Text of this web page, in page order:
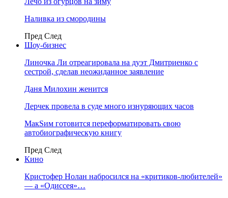
Наливка из смородины
Пред След
Шоу-бизнес
Линочка Ли отреагировала на дуэт Дмитриенко с
сестрой, сделав неожиданное заявление
Даня Милохин женится
Лерчек провела в суде много изнуряющих часов
МакSим готовится переформатировать свою
автобиографическую книгу
Пред След
Кино
Кристофер Нолан набросился на «критиков-любителей»
— а «Одиссея»…